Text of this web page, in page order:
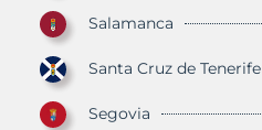
Salamanca
Santa Cruz de Tenerife
Segovia